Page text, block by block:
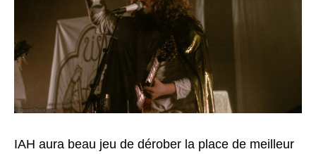
IAH aura beau jeu de dérober la place de meilleur